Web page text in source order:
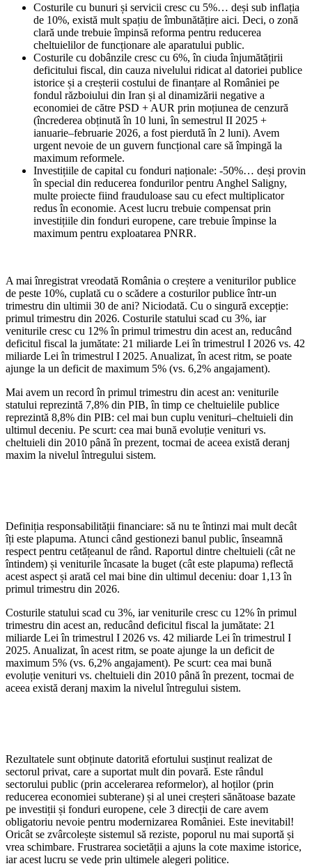
Costurile cu bunuri și servicii cresc cu 5%… deși sub inflația
de 10%, există mult spațiu de îmbunătățire aici. Deci, o zonă
clară unde trebuie împinsă reforma pentru reducerea
cheltuielilor de funcționare ale aparatului public.
Costurile cu dobânzile cresc cu 6%, în ciuda înjumătățirii
deficitului fiscal, din cauza nivelului ridicat al datoriei publice
istorice și a creșterii costului de finanțare al României pe
fondul războiului din Iran și al dinamizării negative a
economiei de către PSD + AUR prin moțiunea de cenzură
(încrederea obținută în 10 luni, în semestrul II 2025 +
ianuarie–februarie 2026, a fost pierdută în 2 luni). Avem
urgent nevoie de un guvern funcțional care să împingă la
maximum reformele.
Investițiile de capital cu fonduri naționale: -50%… deși provin
în special din reducerea fondurilor pentru Anghel Saligny,
multe proiecte fiind frauduloase sau cu efect multiplicator
redus în economie. Acest lucru trebuie compensat prin
investițiile din fonduri europene, care trebuie împinse la
maximum pentru exploatarea PNRR.
A mai înregistrat vreodată România o creștere a veniturilor publice
de peste 10%, cuplată cu o scădere a costurilor publice într-un
trimestru din ultimii 30 de ani? Niciodată. Cu o singură excepție:
primul trimestru din 2026. Costurile statului scad cu 3%, iar
veniturile cresc cu 12% în primul trimestru din acest an, reducând
deficitul fiscal la jumătate: 21 miliarde Lei în trimestrul I 2026 vs. 42
miliarde Lei în trimestrul I 2025. Anualizat, în acest ritm, se poate
ajunge la un deficit de maximum 5% (vs. 6,2% angajament).
Mai avem un record în primul trimestru din acest an: veniturile
statului reprezintă 7,8% din PIB, în timp ce cheltuielile publice
reprezintă 8,8% din PIB: cel mai bun cuplu venituri–cheltuieli din
ultimul deceniu. Pe scurt: cea mai bună evoluție venituri vs.
cheltuieli din 2010 până în prezent, tocmai de aceea există deranj
maxim la nivelul întregului sistem.
Definiția responsabilității financiare: să nu te întinzi mai mult decât
îți este plapuma. Atunci când gestionezi banul public, înseamnă
respect pentru cetățeanul de rând. Raportul dintre cheltuieli (cât ne
întindem) și veniturile încasate la buget (cât este plapuma) reflectă
acest aspect și arată cel mai bine din ultimul deceniu: doar 1,13 în
primul trimestru din 2026.
Costurile statului scad cu 3%, iar veniturile cresc cu 12% în primul
trimestru din acest an, reducând deficitul fiscal la jumătate: 21
miliarde Lei în trimestrul I 2026 vs. 42 miliarde Lei în trimestrul I
2025. Anualizat, în acest ritm, se poate ajunge la un deficit de
maximum 5% (vs. 6,2% angajament). Pe scurt: cea mai bună
evoluție venituri vs. cheltuieli din 2010 până în prezent, tocmai de
aceea există deranj maxim la nivelul întregului sistem.
Rezultatele sunt obținute datorită efortului susținut realizat de
sectorul privat, care a suportat mult din povară. Este rândul
sectorului public (prin accelerarea reformelor), al hoților (prin
reducerea economiei subterane) și al unei creșteri sănătoase bazate
pe investiții și fonduri europene, cele 3 direcții de care avem
obligatoriu nevoie pentru modernizarea României. Este inevitabil!
Oricât se zvârcolește sistemul să reziste, poporul nu mai suportă și
vrea schimbare. Frustrarea societății a ajuns la cote maxime istorice,
iar acest lucru se vede prin ultimele alegeri politice.